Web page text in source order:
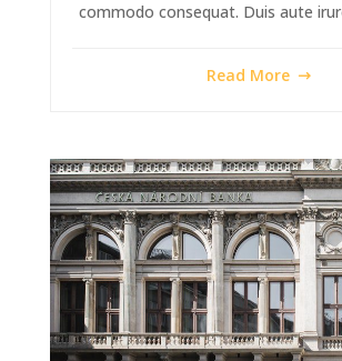
commodo consequat. Duis aute
Read More